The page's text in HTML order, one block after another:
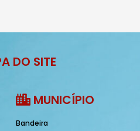
DO SITE
MUNICÍPIO
Bandeira